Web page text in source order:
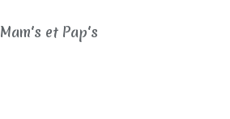
Mam's et Pap's